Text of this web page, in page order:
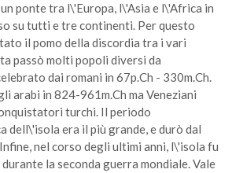
ponte tra l\'Europa, l\'Asia e l\'Africa in
su tutti e tre continenti. Per questo
il pomo della discordia tra i vari
passò molti popoli diversi da
dai romani in 67p.Ch - 330m.Ch.
arabi in 824-961m.Ch ma Veneziani
turchi. Il periodo
dell\'isola era il più grande, e durò dal
nel corso degli ultimi anni, l\'isola fu
la seconda guerra mondiale. Vale